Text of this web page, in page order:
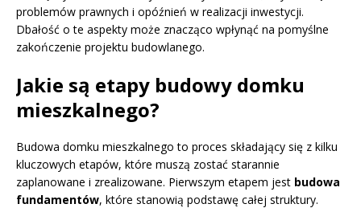
problemów prawnych i opóźnień w realizacji inwestycji.
Dbałość o te aspekty może znacząco wpłynąć na pomyślne
zakończenie projektu budowlanego.
Jakie są etapy budowy domku
mieszkalnego?
Budowa domku mieszkalnego to proces składający się z kilku
kluczowych etapów, które muszą zostać starannie
zaplanowane i zrealizowane. Pierwszym etapem jest budowa
fundamentów, które stanowią podstawę całej struktury.